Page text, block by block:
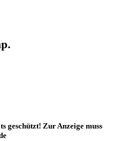
geschützt! Zur Anzeige muss